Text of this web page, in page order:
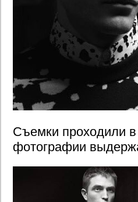
Съемки проходили
фотографии